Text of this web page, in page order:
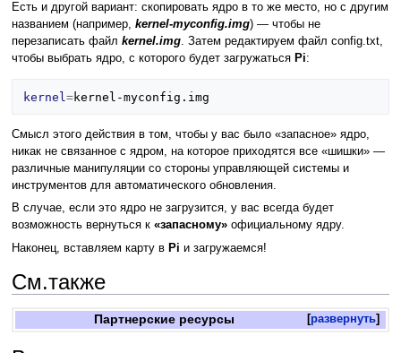
Есть и другой вариант: скопировать ядро в то же место, но с другим
названием (например, kernel-myconfig.img) — чтобы не
перезаписать файл kernel.img. Затем редактируем файл config.txt,
чтобы выбрать ядро, с которого будет загружаться Pi:
kernel=
Смысл этого действия в том, чтобы у вас было «запасное» ядро,
никак не связанное с ядром, на которое приходятся все «шишки» —
различные манипуляции со стороны управляющей системы и
инструментов для автоматического обновления.
В случае, если это ядро не загрузится, у вас всегда будет
возможность вернуться к «запасному»официальному ядру.
Наконец, вставляем карту в Pi и загружаемся!
См.также
развернуть
Партнерские ресурсы